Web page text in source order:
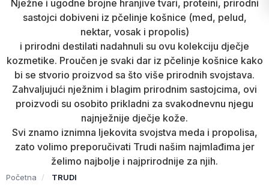
Nježne i ugodne brojne hranjive tvari, proteini, prirodni
sastojci dobiveni iz pčelinje košnice (med, pelud,
nektar, vosak i propolis)
i prirodni destilati nadahnuli su ovu kolekciju dječje
kozmetike. Proučen je svaki dar iz pčelinje košnice kako
bi se stvorio proizvod sa što više prirodnih svojstava.
Zahvaljujući nježnim i blagim prirodnim sastojcima, ovi
proizvodi su osobito prikladni za svakodnevnu njegu
najnježnije dječje kože.
Svi znamo iznimna ljekovita svojstva meda i propolisa,
zato volimo preporučivati Trudi našim najmlađima jer
želimo najbolje i najprirodnije za njih.
Početna TRUDI